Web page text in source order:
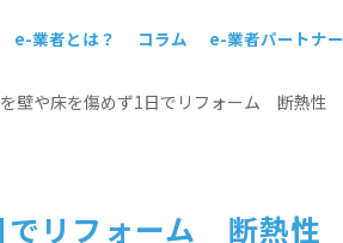
e-業者とは？ コラム e-業者パートナー
壁や床を傷めず1日でリフォーム 断熱性
でリフォーム 断熱性